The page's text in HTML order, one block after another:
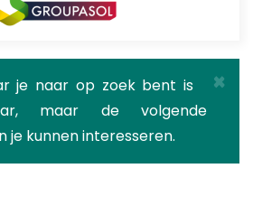
×
je naar op zoek bent is
maar de volgende
je kunnen interesseren.